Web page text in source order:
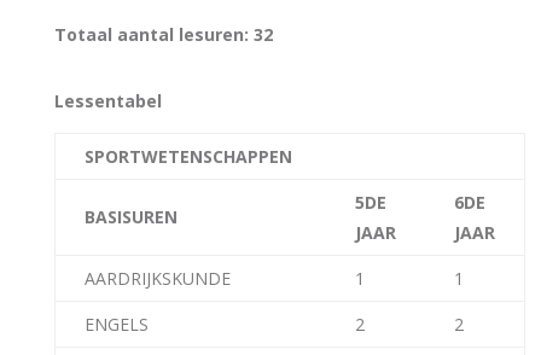
Totaal aantal lesuren: 32
Lessentabel
SPORTWETENSCHAPPEN
BASISUREN
5DE
JAAR
6DE
JAAR
AARDRIJKSKUNDE
1
1
ENGELS
2
2